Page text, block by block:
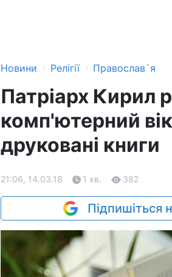
Новини › Релігії › Православ`я
Патріарх Кирил
комп'ютерний
друковані книги
21:06, 14.03.18 1 хв. 382
Підпишіться